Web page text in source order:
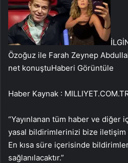
Özoğuz ile Farah Zeynep
net konuştuHaberi Görüntüle
Haber Kaynak :
“Yayınlanan tüm haber ve diğer
yasal bildirimlerinizi bize iletişim
En kısa süre içerisinde
sağlanılacaktır.”